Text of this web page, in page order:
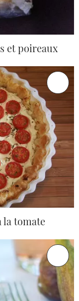
et poireaux
la tomate